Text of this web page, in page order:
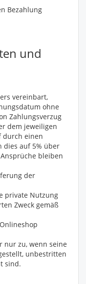
Bezahlung
und
vereinbart,
ohne
Zahlungsverzug
dem jeweiligen
durch einen
dies auf 5% über
bleiben
der
private Nutzung
Zweck gemäß
nur zu, wenn seine
unbestritten
sind.